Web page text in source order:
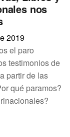
nos
2019
el paro
testimonios de
partir de las
qué paramos?